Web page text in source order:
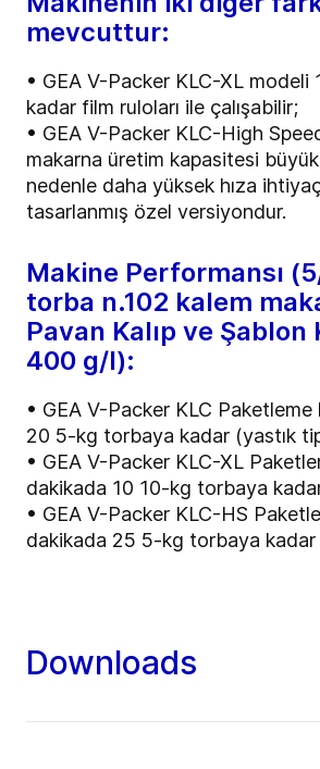
mevcuttur:
• GEA V-Packer KLC-XL modeli
kadar film ruloları ile çalışabilir;
• GEA V-Packer KLC-High
makarna üretim kapasitesi
nedenle daha yüksek hıza
tasarlanmış özel versiyondur.
Makine Performansı
torba n.102 kalem
Pavan Kalıp ve
400 g/l):
• GEA V-Packer KLC Paketleme
20 5-kg torbaya kadar (yastık
• GEA V-Packer KLC-XL
dakikada 10 10-kg torbaya
• GEA V-Packer KLC-HS
dakikada 25 5-kg torbaya kadar
Downloads